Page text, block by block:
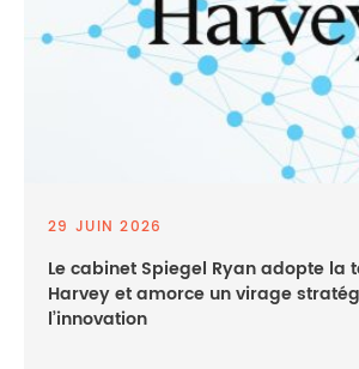
29 JUIN 2026
Le cabinet Spiegel Ryan adopte la
Harvey et amorce un virage
l’innovation